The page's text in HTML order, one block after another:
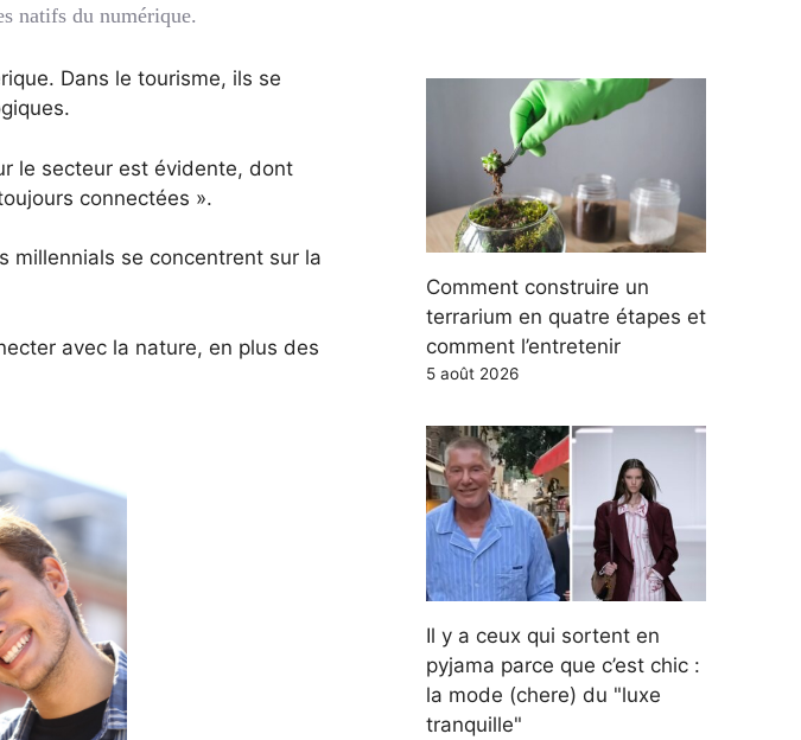
natifs du numérique.
Dans le tourisme, ils se
le secteur est évidente, dont
connectées ».
millennials se concentrent sur la
avec la nature, en plus des
Comment construire un
terrarium en quatre étapes et
comment l’entretenir
5 août 2026
Il y a ceux qui sortent en
pyjama parce que c’est chic :
la mode (chere) du "luxe
tranquille"